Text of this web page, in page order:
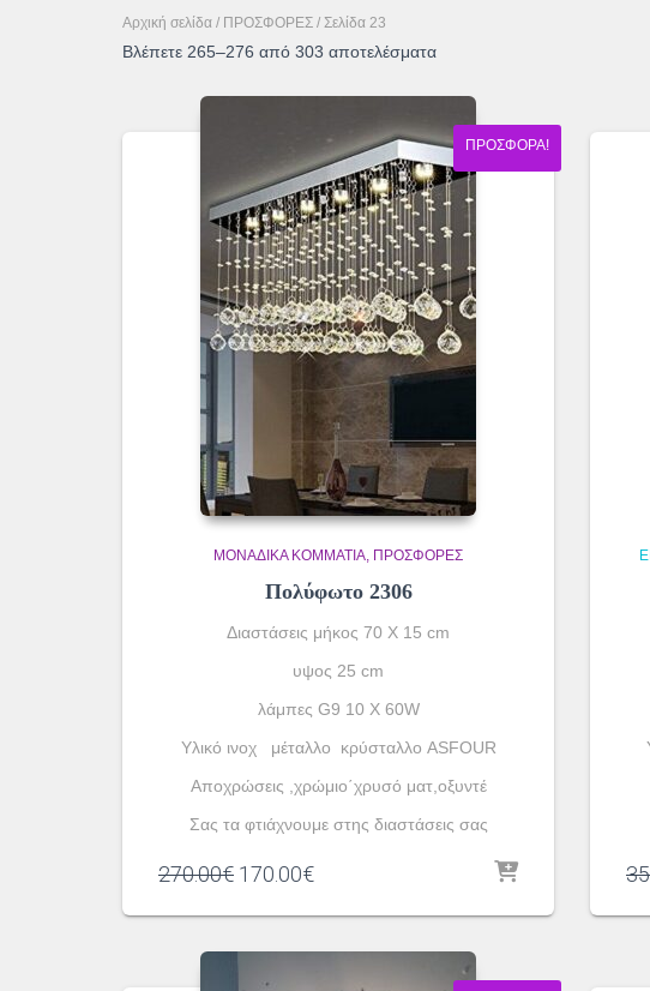
Αρχική σελίδα / ΠΡΟΣΦΟΡΕΣ / Σελίδα 23
Βλέπετε 265–276 από 303 αποτελέσματαSorted
latest
ΠΡΟΣΦΟΡΆ!
ΜΟΝΆΔΙΚΑ ΚΟΜΜΆΤΙΑ ΠΡΟΣΦΟΡΕΣ
Πολύφωτο 2306
Διαστάσεις μήκος 70 Χ 15 cm
υψος 25 cm
λάμπες G9 10 X 60W
Υλικό ινοχ μέταλλο κρύσταλλο ASFOUR
Αποχρώσεις ,χρώμιο΄χρυσό ματ,οξυντέ
Σας τα φτιάχνουμε στης διαστάσεις σας
270.00€ Original
was:
270.00€.
170.00€Η
τιμή
είναι: